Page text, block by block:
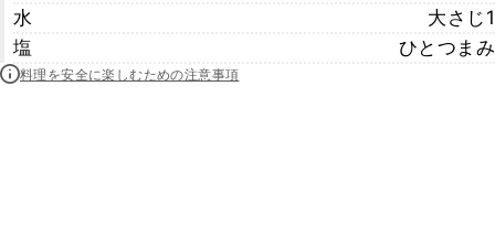
水
大さじ1
塩
ひとつまみ
料理を安全に楽しむための注意事項